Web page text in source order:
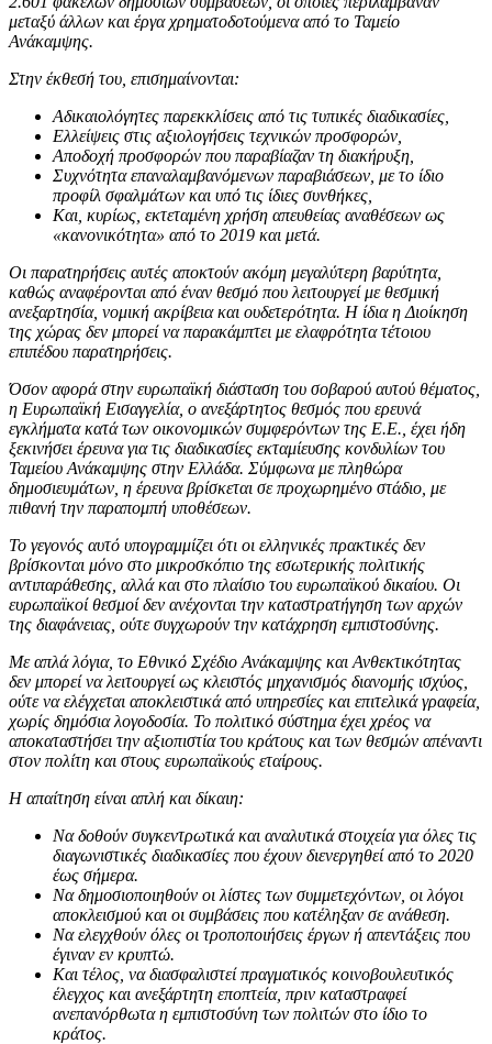
μεταξύ άλλων και έργα χρηματοδοτούμενα από το Ταμείο
Ανάκαμψης.
Στην έκθεσή του, επισημαίνονται:
Αδικαιολόγητες παρεκκλίσεις από τις τυπικές διαδικασίες
Ελλείψεις στις αξιολογήσεις τεχνικών προσφορών
Αποδοχή προσφορών που παραβίαζαν τη διακήρυξη
Συχνότητα επαναλαμβανόμενων παραβιάσεων , με το ίδιο
προφίλ σφαλμάτων και υπό τις ίδιες συνθήκες,
Και, κυρίως, εκτεταμένη χρήση απευθείας αναθέσεων ως
«κανονικότητα» από το 2019 και μετά.
Οι παρατηρήσεις αυτές αποκτούν ακόμη μεγαλύτερη βαρύτητα,
καθώς αναφέρονται από έναν θεσμό που λειτουργεί με θεσμική
ανεξαρτησία, νομική ακρίβεια και ουδετερότητα. Η ίδια η Διοίκηση
της χώρας δεν μπορεί να παρακάμπτει με ελαφρότητα τέτοιου
επιπέδου παρατηρήσεις.
Όσον αφορά στην ευρωπαϊκή διάσταση του σοβαρού αυτού θέματος,
η Ευρωπαϊκή Εισαγγελία, ο ανεξάρτητος θεσμός που ερευνά
εγκλήματα κατά των οικονομικών συμφερόντων της Ε.Ε., έχει ήδη
ξεκινήσει έρευνα για τις διαδικασίες εκταμίευσης κονδυλίων του
Ταμείου Ανάκαμψης στην Ελλάδα. Σύμφωνα με πληθώρα
δημοσιευμάτων, η έρευνα βρίσκεται σε προχωρημένο στάδιο, με
πιθανή την παραπομπή υποθέσεων.
Το γεγονός αυτό υπογραμμίζει ότι οι ελληνικές πρακτικές δεν
βρίσκονται μόνο στο μικροσκόπιο της εσωτερικής πολιτικής
αντιπαράθεσης, αλλά και στο πλαίσιο του ευρωπαϊκού δικαίου. Οι
ευρωπαϊκοί θεσμοί δεν ανέχονται την καταστρατήγηση των αρχών
της διαφάνειας, ούτε συγχωρούν την κατάχρηση εμπιστοσύνης.
Με απλά λόγια, το Εθνικό Σχέδιο Ανάκαμψης και Ανθεκτικότητας
δεν μπορεί να λειτουργεί ως κλειστός μηχανισμός διανομής ισχύος,
ούτε να ελέγχεται αποκλειστικά από υπηρεσίες και επιτελικά γραφεία,
χωρίς δημόσια λογοδοσία. Το πολιτικό σύστημα έχει χρέος να
αποκαταστήσει την αξιοπιστία του κράτους και των θεσμών απέναντι
στον πολίτη και στους ευρωπαϊκούς εταίρους.
Η απαίτηση είναι απλή και δίκαιη:
Να δοθούν συγκεντρωτικά και αναλυτικά στοιχεία για όλες τις
διαγωνιστικές διαδικασίες που έχουν διενεργηθεί από το 2020
έως σήμερα.
Να δημοσιοποιηθούν οι λίστες των συμμετεχόντων, οι λόγοι
αποκλεισμού και οι συμβάσεις που κατέληξαν σε ανάθεση.
Να ελεγχθούν όλες οι τροποποιήσεις έργων ή απεντάξεις που
έγιναν εν κρυπτώ.
Και τέλος, να διασφαλιστεί πραγματικός κοινοβουλευτικός
έλεγχος και ανεξάρτητη εποπτεία, πριν καταστραφεί
ανεπανόρθωτα η εμπιστοσύνη των πολιτών στο ίδιο το
κράτος.